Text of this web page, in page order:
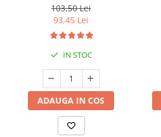
103,50 Lei
93,45 Lei
IN STOC
ADAUGA IN COS